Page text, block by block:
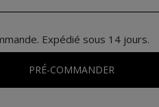
Expédié sous 14 jours.
PRÉ-COMMANDER